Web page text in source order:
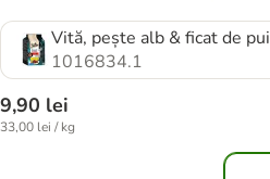
Vită, pește alb & ficat de pui
1016834.1
9,90 lei
33,00 lei / kg